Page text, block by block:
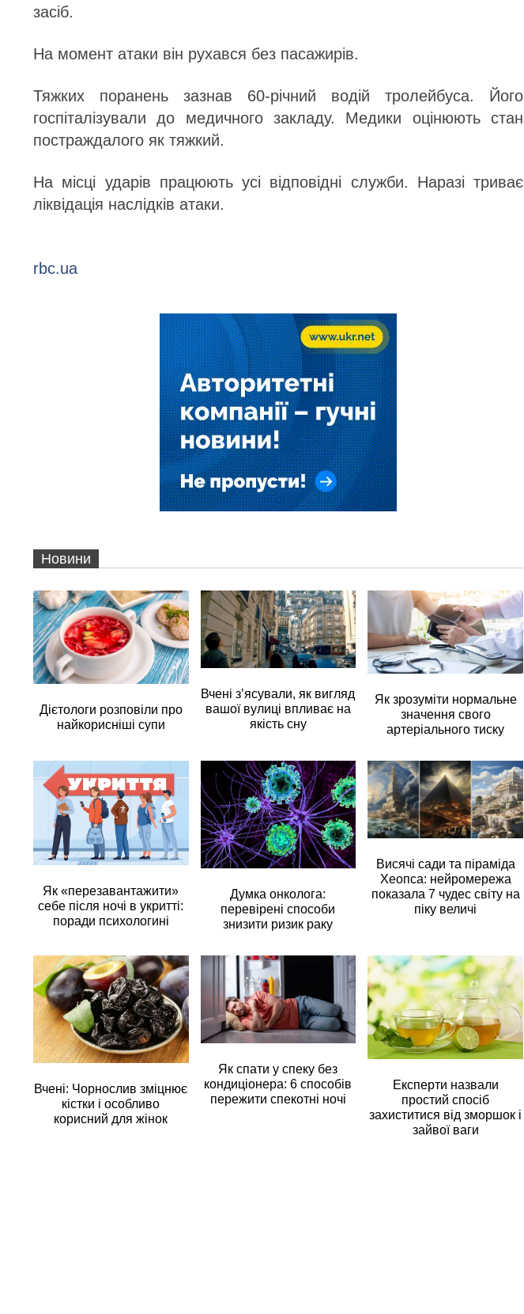
засіб.
На момент атаки він рухався без пасажирів.
Тяжких поранень зазнав 60-річний водій тролейбуса. Його
госпіталізували до медичного закладу. Медики оцінюють стан
постраждалого як тяжкий.
На місці ударів працюють усі відповідні служби. Наразі триває
ліквідація наслідків атаки.
rbc.ua
Новини
Дієтологи розповіли про
найкорисніші супи
Вчені з’ясували, як вигляд
вашої вулиці впливає на
якість сну
Як зрозуміти нормальне
значення свого
артеріального тиску
Як «перезавантажити»
себе після ночі в укритті:
поради психологині
Думка онколога:
перевірені способи
знизити ризик раку
Висячі сади та піраміда
Хеопса: нейромережа
показала 7 чудес світу на
піку величі
Вчені: Чорнослив зміцнює
кістки і особливо
корисний для жінок
Як спати у спеку без
кондиціонера: 6 способів
пережити спекотні ночі
Експерти назвали
простий спосіб
захиститися від зморшок і
зайвої ваги